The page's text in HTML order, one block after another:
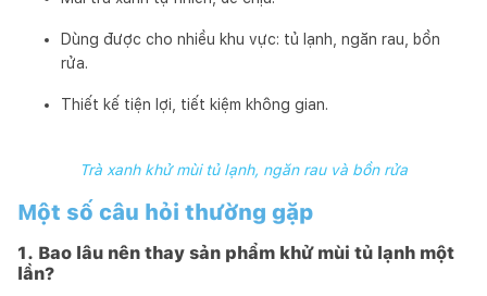
Dùng được cho nhiều khu vực: tủ lạnh, ngăn rau, bồn
rửa.
Thiết kế tiện lợi, tiết kiệm không gian.
Trà xanh khử mùi tủ lạnh, ngăn rau và bồn rửa
Một số câu hỏi thường gặp
1. Bao lâu nên thay sản phẩm khử mùi tủ lạnh một
lần?